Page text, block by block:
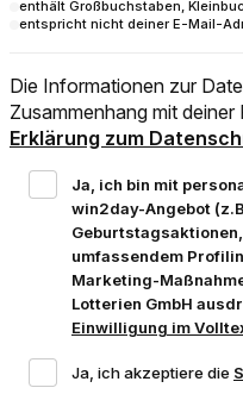
Die Informationen zur
Zusammenhang mit
Erklärung zum
Ja, ich bin mit
win2day-Angebot
umfassendem
Marketing-
Lotterien GmbH
Einwilligung im